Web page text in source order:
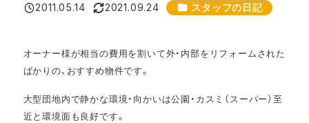
投稿日
2011.05.14
更新日
2021.09.24 カテゴリー
スタッフの日記
オーナー様が相当の費用を割いて外・内部をリフォームされた
ばかりの、おすすめ物件です。
大型団地内で静かな環境・向かいは公園・カスミ（スーパー）至
近と環境面も良好です。